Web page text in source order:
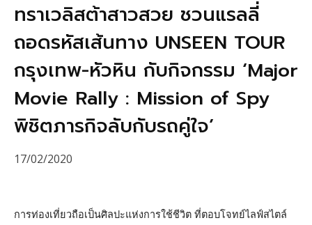
ทราเวลิสต้าสาวสวย ชวนแรลลี่
ถอดรหัสเส้นทาง UNSEEN TOUR
กรุงเทพ-หัวหิน กับกิจกรรม ‘Major
Movie Rally : Mission of Spy
พิชิตภารกิจลับกับรถคู่ใจ’
17/02/2020
การท่องเที่ยวถือเป็นศิลปะแห่งการใช้ชีวิต ที่ตอบโจทย์ไลฟ์สไตล์